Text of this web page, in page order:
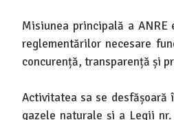
Misiunea principală a
reglementărilor necesare
concurență, transparență și
Activitatea sa se
gazele naturale și a Legii